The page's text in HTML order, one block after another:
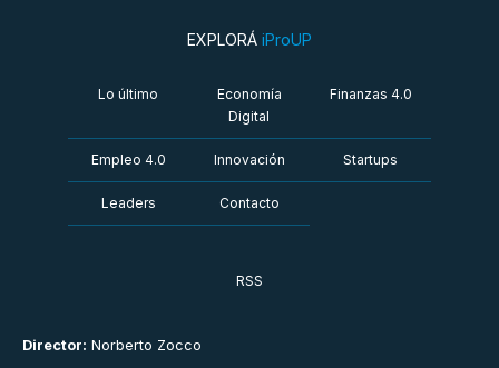
Director: Norberto Zocco
EXPLORÁ iProUP
Lo último
Economía
Digital
Finanzas 4.0
Empleo 4.0 Innovación Startups
Leaders Contacto
RSS